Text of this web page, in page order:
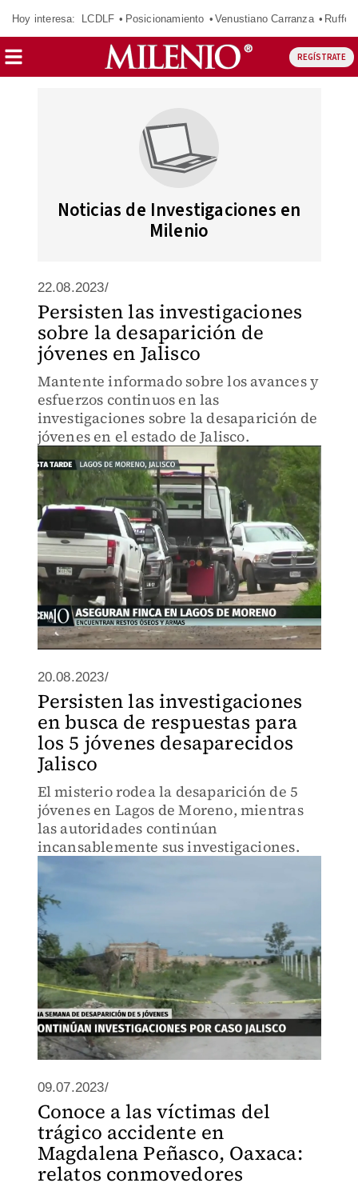
Hoy interesa: LCDLF Posicionamiento Venustiano Carranza Ruffo
REGÍSTRATE
Noticias de Investigaciones en
Milenio
22.08.2023/
Persisten las investigaciones
sobre la desaparición de
jóvenes en Jalisco
Mantente informado sobre los avances y
esfuerzos continuos en las
investigaciones sobre la desaparición de
jóvenes en el estado de Jalisco.
20.08.2023/
Persisten las investigaciones
en busca de respuestas para
los 5 jóvenes desaparecidos
Jalisco
El misterio rodea la desaparición de 5
jóvenes en Lagos de Moreno, mientras
las autoridades continúan
incansablemente sus investigaciones.
09.07.2023/
Conoce a las víctimas del
trágico accidente en
Magdalena Peñasco, Oaxaca:
relatos conmovedores